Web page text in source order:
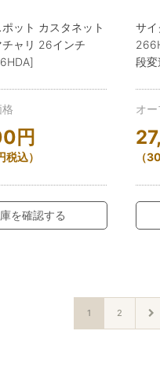
ット カスタネット
ャリ 26インチ
円
税込）
を確認する
サイ
段
オ
（
1 2